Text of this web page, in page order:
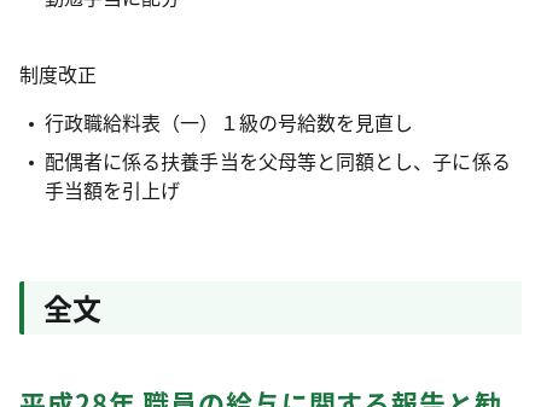
制度改正
行政職給料表（一）１級の号給数を見直し
配偶者に係る扶養手当を父母等と同額とし、子に係る
手当額を引上げ
全文